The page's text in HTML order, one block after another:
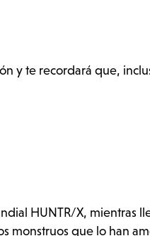
y te recordará que,
HUNTR/X, mientras
monstruos que lo han